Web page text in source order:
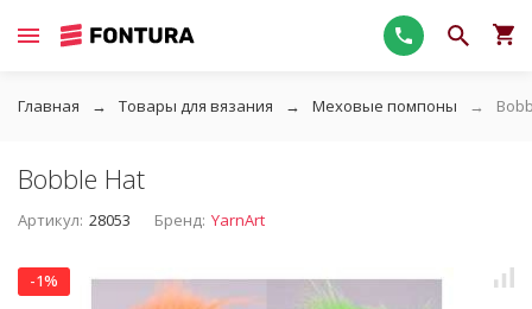
Главная Товары для вязания Меховые помпоны
Bobble Hat
Артикул: 28053 Бренд: YarnArt
-1%